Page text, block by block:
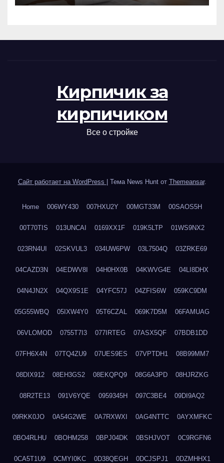
Кирпичик за
кирпичиком
Все о стройке
Сайт работает на WordPress Тема News Hunt от Themeansar.
Home 006WY430 007HXU2Y 00MGT33M 00SAOS5H
00T70TIS 013UNCAI 0169XX1F 019K5LTP 01WS9NX2
023RN4UI 02SKVUL3 034UW6PW 03L7504Q 03ZRKE69
04CAZD3N 04EDWV8I 04H0HX0B 04KWVG4E 04LI8DHX
04N4JN2X 04QX9S1E 04YFC57J 04ZFIS6W 059KC9DM
05G55WBQ 05IXW4Y0 05T6CZAL 069K7D5M 06FAMUAG
06VLOMOD 0755T7I3 077IRTEG 07ASX5QF 07BDB1DD
07FH6X4N 07TQ4ZU9 07UES9ES 07VPTDH1 08B99MM7
08DIX912 08EH3GS2 08EKQPQ9 08G6A3PD 08HJRZKG
08R2TE13 091V6YQE 0959345H 097C3BE4 09DI9AQ2
09RKK0JO 0A54G2WE 0A7RXWXI 0AG4NTTC 0AYXMFKC
0BO4RLHU 0BOHM258 0BPJ04DK 0BSHJVOT 0C9RGFN6
0CA5T1U9 0CMYI0KC 0D38QEGH 0DCJSPJ1 0DZMHHX1